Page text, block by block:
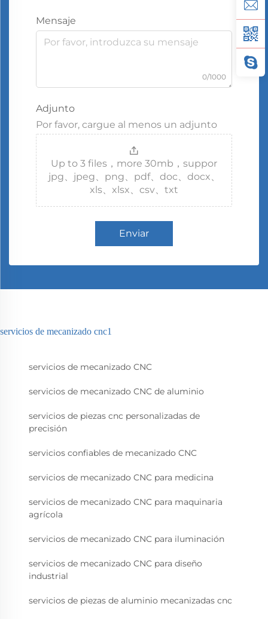
Mensaje
0/1000
Adjunto
Por favor, cargue al menos un adjunto
Up to 3 files，more 30mb，suppor
jpg、jpeg、png、pdf、doc、docx、
xls、xlsx、csv、txt
Enviar
servicios de mecanizado cnc1
servicios de mecanizado CNC
servicios de mecanizado CNC de aluminio
servicios de piezas cnc personalizadas de
precisión
servicios confiables de mecanizado CNC
servicios de mecanizado CNC para medicina
servicios de mecanizado CNC para maquinaria
agrícola
servicios de mecanizado CNC para iluminación
servicios de mecanizado CNC para diseño
industrial
servicios de piezas de aluminio mecanizadas cnc